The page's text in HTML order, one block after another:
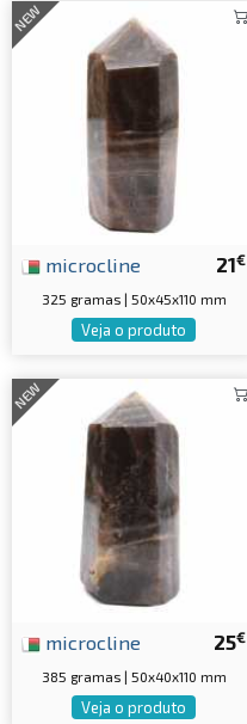
NEW
21€
microcline
325 gramas | 50x45x110 mm
Veja o produto
NEW
25€
microcline
385 gramas | 50x40x110 mm
Veja o produto